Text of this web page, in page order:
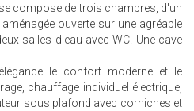
compose de trois chambres, d'un
ouverte sur une agréable
salles d'eau avec WC. Une cave
le confort moderne et le
chauffage individuel électrique,
sous plafond avec corniches et